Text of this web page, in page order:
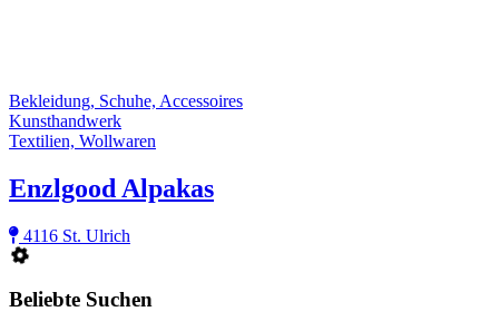
Bekleidung, Schuhe, Accessoires
Kunsthandwerk
Textilien, Wollwaren
Enzlgood Alpakas
4116 St. Ulrich
Beliebte Suchen